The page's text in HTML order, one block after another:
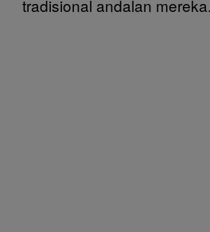
tradisional andalan mereka.